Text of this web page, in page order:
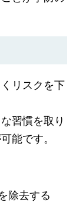
リスクを下
習慣を取り
能です。
除去する